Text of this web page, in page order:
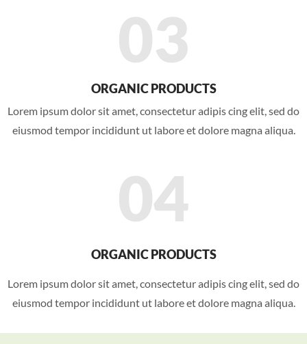
03
ORGANIC PRODUCTS
Lorem ipsum dolor sit amet, consectetur adipis cing elit, sed do
eiusmod tempor incididunt ut labore et dolore magna aliqua.
04
ORGANIC PRODUCTS
Lorem ipsum dolor sit amet, consectetur adipis cing elit, sed do
eiusmod tempor incididunt ut labore et dolore magna aliqua.